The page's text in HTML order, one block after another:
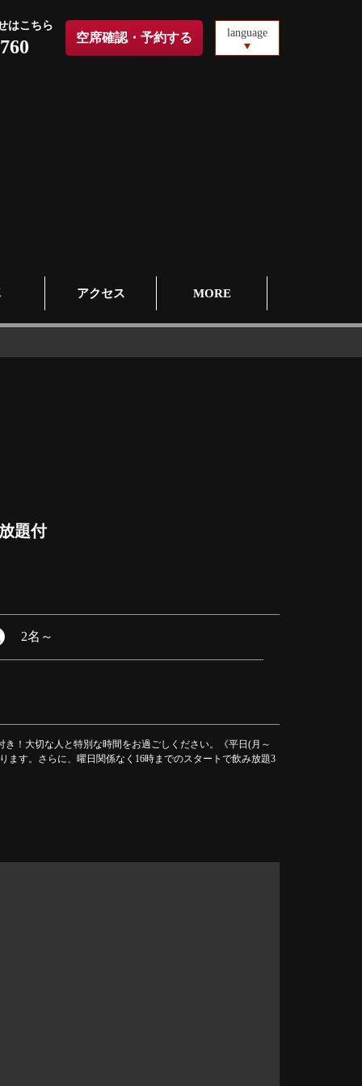
はこちら
空席確認・予約する language
アクセス MORE
題付
2名 ～
！大切な人と特別な時間をお過ごしください。《平日(月～
す。さらに、曜日関係なく16時までのスタートで飲み放題3